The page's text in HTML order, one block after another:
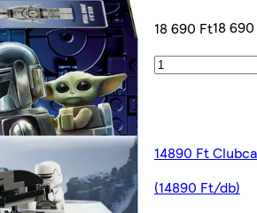
18 690 Ft18
14890 Ft
(14890 Ft/db)